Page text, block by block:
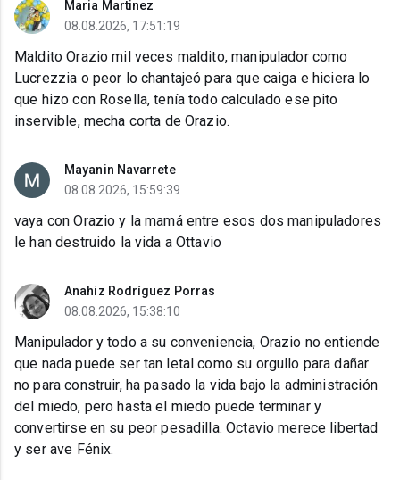
Maria Martinez
08.08.2026, 17:51:19
Maldito Orazio mil veces maldito, manipulador como
Lucrezzia o peor lo chantajeó para que caiga e hiciera lo
que hizo con Rosella, tenía todo calculado ese pito
inservible, mecha corta de Orazio.
Mayanin Navarrete
08.08.2026, 15:59:39
vaya con Orazio y la mamá entre esos dos manipuladores
le han destruido la vida a Ottavio
Anahiz Rodríguez Porras
08.08.2026, 15:38:10
Manipulador y todo a su conveniencia, Orazio no entiende
que nada puede ser tan letal como su orgullo para dañar
no para construir, ha pasado la vida bajo la administración
del miedo, pero hasta el miedo puede terminar y
convertirse en su peor pesadilla. Octavio merece libertad
y ser ave Fénix.